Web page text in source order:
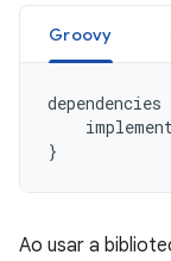
Groovy
dependencies
}
Ao usar a